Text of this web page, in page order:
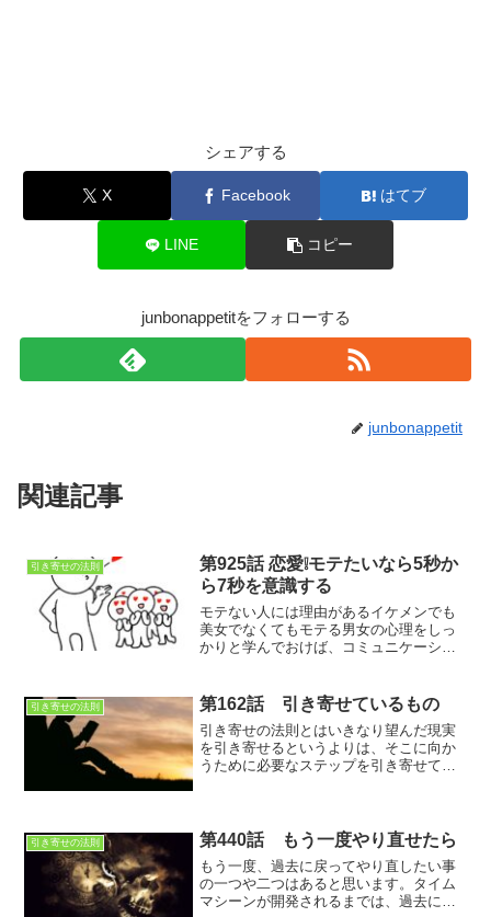
シェアする
X Facebook はてブ
LINE コピー
junbonappetitをフォローする
junbonappetit
関連記事
引き寄せの法則
第925話 恋愛❕モテたいなら5秒か
ら7秒を意識する
モテない人には理由があるイケメンでも
美女でなくてもモテる男女の心理をしっ
かりと学んでおけば、コミュニケーショ
引き寄せの法則 第162話 引き寄せているもの
引き寄せの法則とはいきなり望んだ現実
を引き寄せるというよりは、そこに向か
うために必要なステップを引き寄せて、1
です。
引き寄せの法則 第440話 もう一度やり直せたら
もう一度、過去に戻ってやり直したい事
の一つや二つはあると思います。タイム
マシーンが開発されるまでは、過去に戻